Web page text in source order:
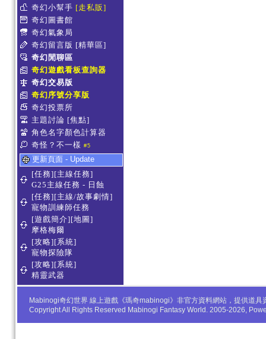
奇幻小幫手 [走私販]
奇幻圖書館
奇幻氣象局
奇幻留言版 [精華區]
奇幻閒聊區
奇幻遊戲看板查詢器
奇幻交易版
奇幻序號分享版
奇幻投票所
主題討論 [焦點]
角色名字顏色計算器
奇怪？不一樣 #5
更新頁面 - Update
[任務][主線任務]
G25主線任務 - 日蝕
[任務][主線/故事劇情]
寵物訓練師任務
[遊戲簡介][地圖]
摩格梅爾
[攻略][系統]
寵物探險隊
[攻略][系統]
精靈武器
Mabinogi奇幻世界 線上遊戲《瑪奇mabinogi》非官方資料網站，提供道
Copyright All Rights Reserved Mabinogi Fantasy World. 2005-2026,